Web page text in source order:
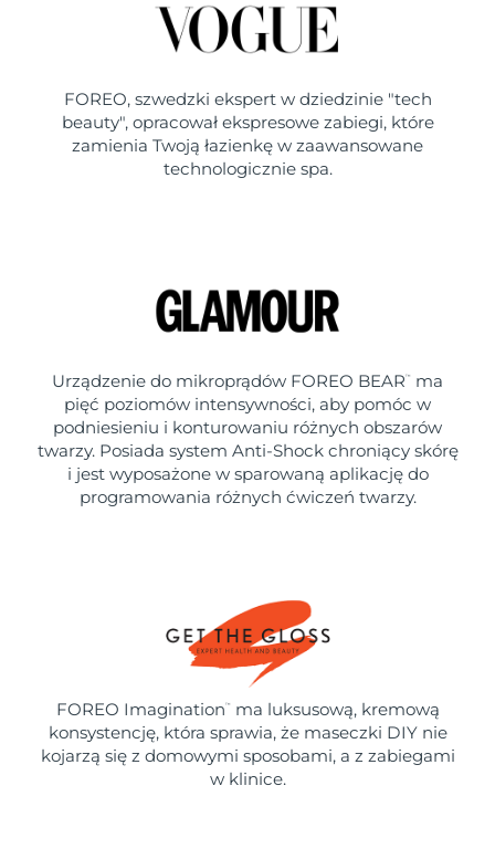
FOREO, szwedzki ekspert w dziedzinie "tech
beauty", opracował ekspresowe zabiegi, które
zamienia Twoją łazienkę w zaawansowane
technologicznie spa.
Urządzenie do mikroprądów FOREO BEAR ™
ma
pięć poziomów intensywności, aby pomóc w
podniesieniu i konturowaniu różnych obszarów
twarzy. Posiada system Anti-Shock chroniący skórę
i jest wyposażone w sparowaną aplikację do
programowania różnych ćwiczeń twarzy.
FOREO Imagination ™
ma luksusową, kremową
konsystencję, która sprawia, że maseczki DIY nie
kojarzą się z domowymi sposobami, a z zabiegami
w klinice.